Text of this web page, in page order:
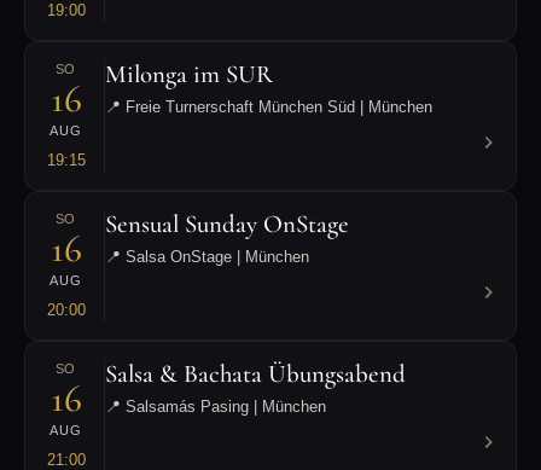
19:00
SO
16
AUG
19:15
Milonga im SUR
📍 Freie Turnerschaft München Süd | München
SO
16
AUG
20:00
Sensual Sunday OnStage
📍 Salsa OnStage | München
SO
16
AUG
21:00
Salsa & Bachata Übungsabend
📍 Salsamás Pasing | München